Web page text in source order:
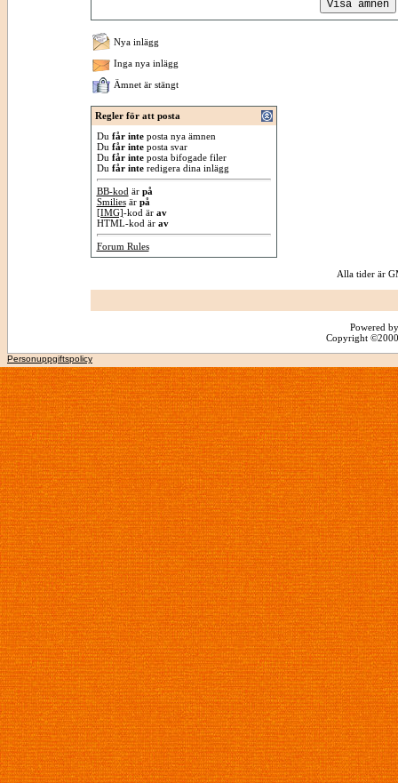
Nya inlägg
Inga nya inlägg
Ämnet är stängt
Regler för att posta
Du får inteposta nya ämnen
Du får inteposta svar
Du får inteposta bifogade filer
Du får interedigera dina inlägg
BB-kod är på
Smiliesär på
[IMG]-kod är av
HTML-kod är av
Forum Rules
Alla tider är
Powered
Copyright
Personuppgiftspolicy